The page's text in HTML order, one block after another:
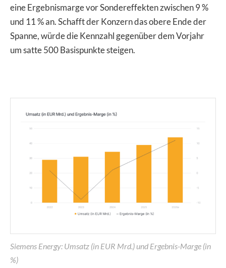
eine Ergebnismarge vor Sondereffekten zwischen 9 %
und 11 % an. Schafft der Konzern das obere Ende der
Spanne, würde die Kennzahl gegenüber dem Vorjahr
um satte 500 Basispunkte steigen.
Siemens Energy: Umsatz (in EUR Mrd.) und Ergebnis-Marge (in
%)